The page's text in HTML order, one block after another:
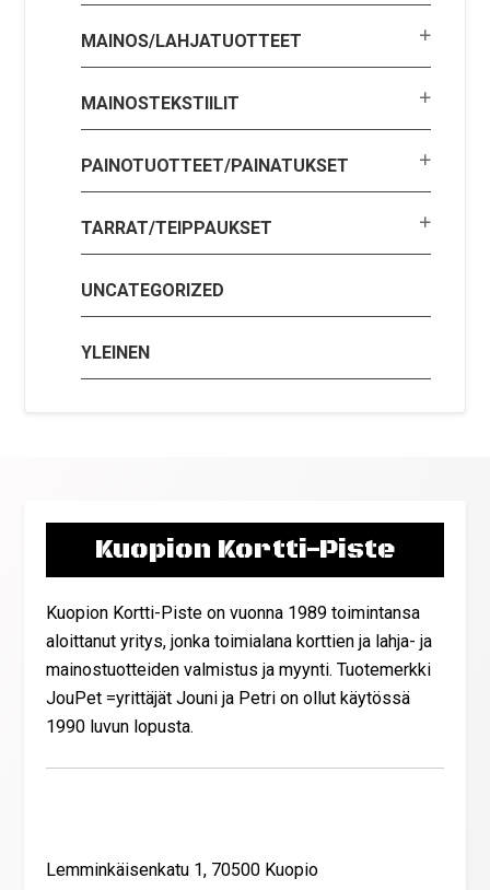
MAINOS/LAHJATUOTTEET
MAINOSTEKSTIILIT
PAINOTUOTTEET/PAINATUKSET
TARRAT/TEIPPAUKSET
UNCATEGORIZED
YLEINEN
Kuopion Kortti-Piste
Kuopion Kortti-Piste on vuonna 1989 toimintansa
aloittanut yritys, jonka toimialana korttien ja lahja- ja
mainostuotteiden valmistus ja myynti. Tuotemerkki
JouPet =yrittäjät Jouni ja Petri on ollut käytössä
1990 luvun lopusta.
Lemminkäisenkatu 1, 70500 Kuopio